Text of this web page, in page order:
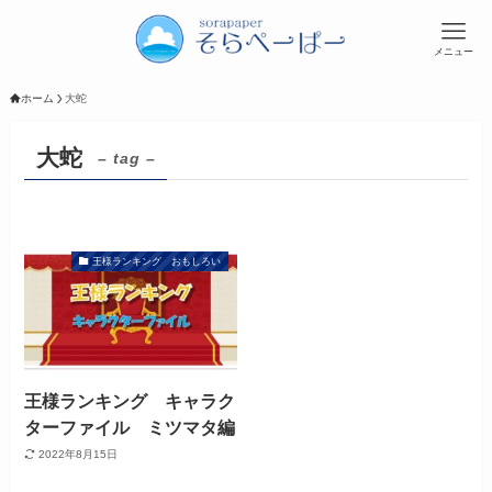
メニュー
ホーム 大蛇
大蛇 – tag –
王様ランキング おもしろい
王様ランキング キャラク
ターファイル ミツマタ編
2022年8月15日